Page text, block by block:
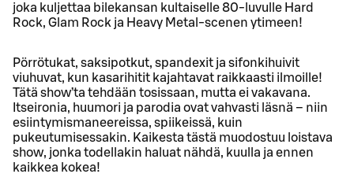
joka kuljettaa bilekansan kultaiselle 80-luvulle Hard
Rock, Glam Rock ja Heavy Metal-scenen ytimeen!
Pörrötukat, saksipotkut, spandexit ja sifonkihuivit
viuhuvat, kun kasarihitit kajahtavat raikkaasti ilmoille!
Tätä show’ta tehdään tosissaan, mutta ei vakavana.
Itseironia, huumori ja parodia ovat vahvasti läsnä – niin
esiintymismaneereissa, spiikeissä, kuin
pukeutumisessakin. Kaikesta tästä muodostuu loistava
show, jonka todellakin haluat nähdä, kuulla ja ennen
kaikkea kokea!